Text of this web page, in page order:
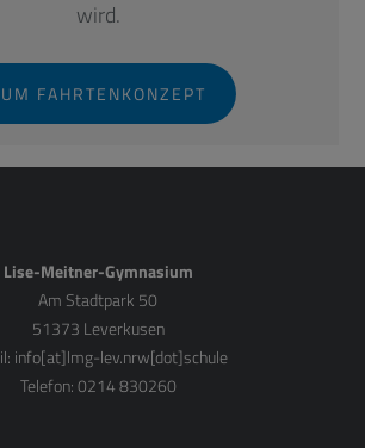
wird.
FAHRTENKONZEPT
Lise-Meitner-Gymnasium
Am Stadtpark 50
51373 Leverkusen
info[at]lmg-lev.nrw[dot]schule
Telefon: 0214 830260